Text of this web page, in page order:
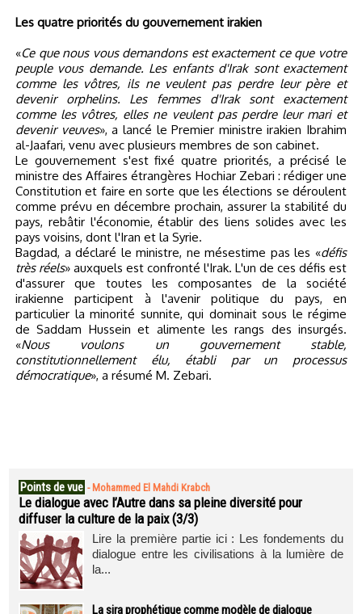
Les quatre priorités du gouvernement irakien
«Ce que nous vous demandons est exactement ce que votre
peuple vous demande. Les enfants d'Irak sont exactement
comme les vôtres, ils ne veulent pas perdre leur père et
devenir orphelins. Les femmes d'Irak sont exactement
comme les vôtres, elles ne veulent pas perdre leur mari et
devenir veuves», a lancé le Premier ministre irakien Ibrahim
al-Jaafari, venu avec plusieurs membres de son cabinet.
Le gouvernement s'est fixé quatre priorités, a précisé le
ministre des Affaires étrangères Hochiar Zebari : rédiger une
Constitution et faire en sorte que les élections se déroulent
comme prévu en décembre prochain, assurer la stabilité du
pays, rebâtir l'économie, établir des liens solides avec les
pays voisins, dont l'Iran et la Syrie.
Bagdad, a déclaré le ministre, ne mésestime pas les «défis
très réels» auxquels est confronté l'Irak. L'un de ces défis est
d'assurer que toutes les composantes de la société
irakienne participent à l'avenir politique du pays, en
particulier la minorité sunnite, qui dominait sous le régime
de Saddam Hussein et alimente les rangs des insurgés.
«Nous voulons un gouvernement stable,
constitutionnellement élu, établi par un processus
démocratique», a résumé M. Zebari.
Points de vue - Mohammed El Mahdi Krabch
Le dialogue avec l’Autre dans sa pleine diversité pour
diffuser la culture de la paix (3/3)
Lire la première partie ici : Les fondements du
dialogue entre les civilisations à la lumière de
la...
La sira prophétique comme modèle de dialogue